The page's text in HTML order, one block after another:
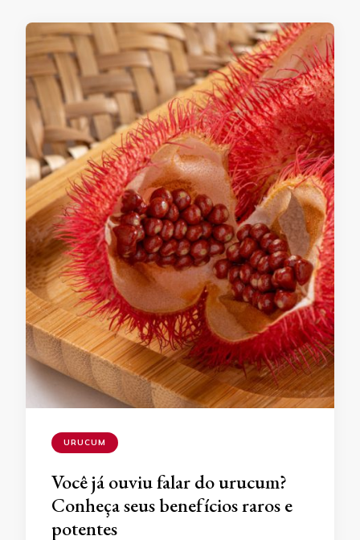
URUCUM
Você já ouviu falar do urucum?
Conheça seus benefícios raros e
potentes